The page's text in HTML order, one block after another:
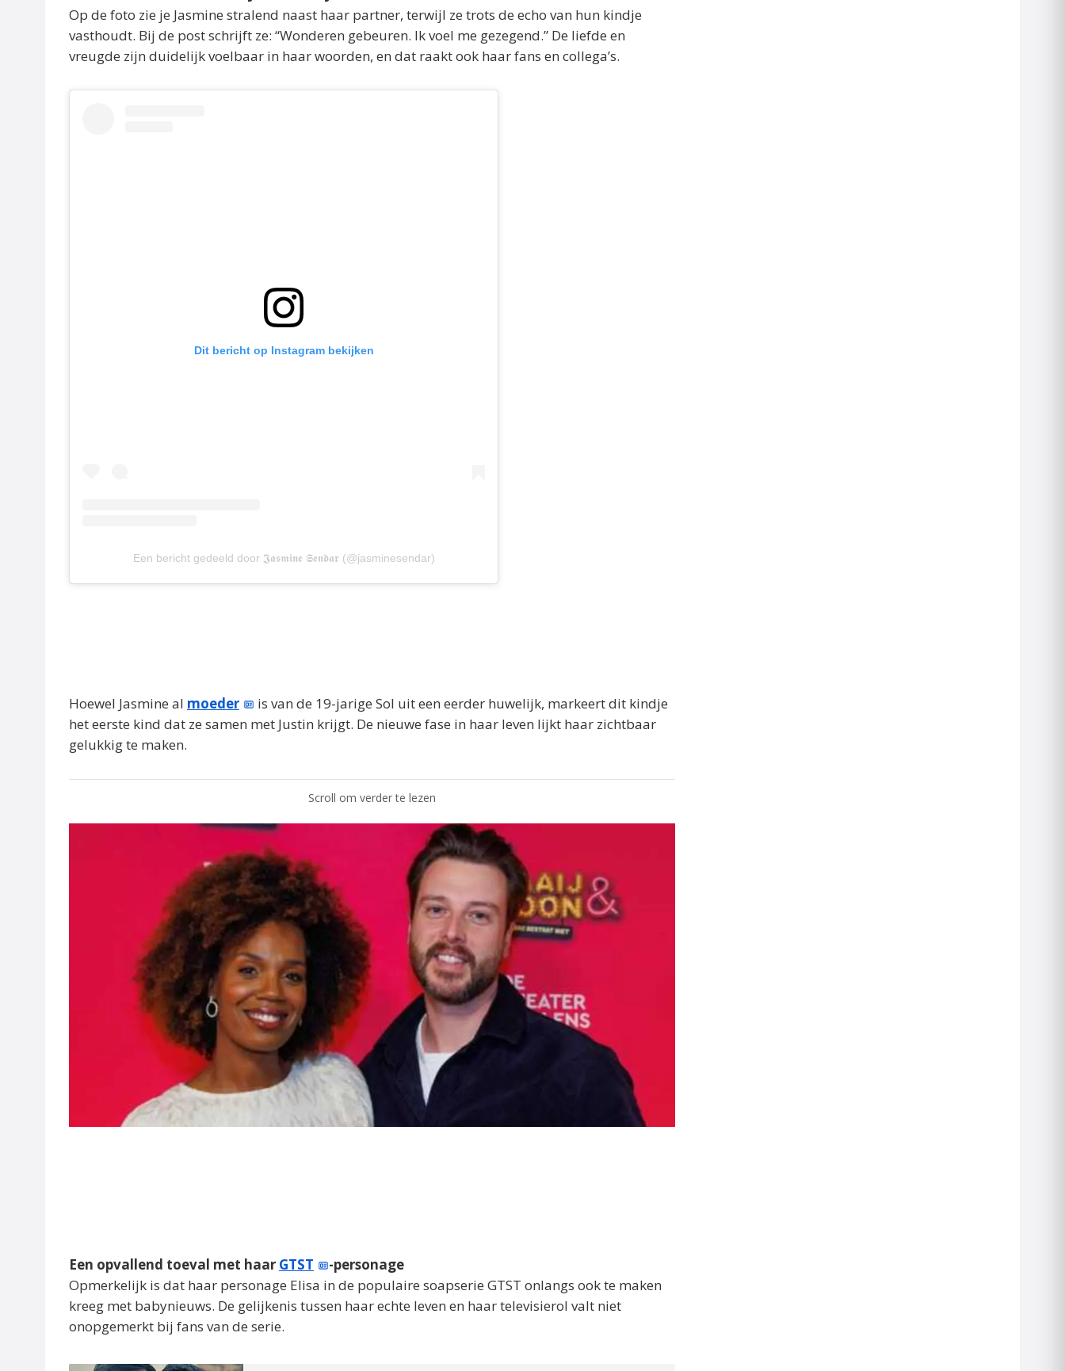
Op de foto zie je Jasmine stralend naast haar partner, terwijl ze trots de echo van hun kindje
vasthoudt. Bij de post schrijft ze: “Wonderen gebeuren. Ik voel me gezegend.” De liefde en
vreugde zijn duidelijk voelbaar in haar woorden, en dat raakt ook haar fans en collega’s.
Dit bericht op Instagram bekijken
Een bericht gedeeld door 𝕵𝖆𝖘𝖒𝖎𝖓𝖊 𝕾𝖊𝖓𝖉𝖆𝖗 (@jasminesendar)
Hoewel Jasmine al moeder
is van de 19-jarige Sol uit een eerder huwelijk, markeert dit kindje
het eerste kind dat ze samen met Justin krijgt. De nieuwe fase in haar leven lijkt haar zichtbaar
gelukkig te maken.
Scroll om verder te lezen
Een opvallend toeval met haar GTST
-personage
Opmerkelijk is dat haar personage Elisa in de populaire soapserie GTST onlangs ook te maken
kreeg met babynieuws. De gelijkenis tussen haar echte leven en haar televisierol valt niet
onopgemerkt bij fans van de serie.